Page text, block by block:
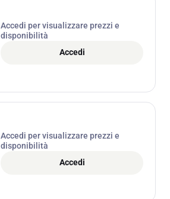
Accedi per visualizzare prezzi e
disponibilità
Accedi
Accedi per visualizzare prezzi e
disponibilità
Accedi